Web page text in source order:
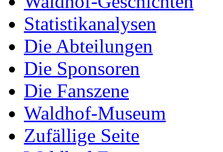
Statistikanalysen
Die Abteilungen
Die Sponsoren
Die Fanszene
Waldhof-Museum
Zufällige Seite